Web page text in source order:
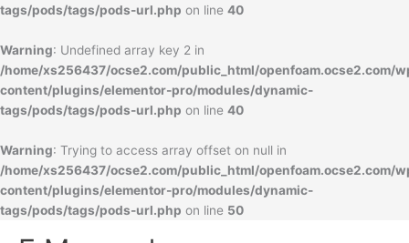
tags/pods/tags/pods-url.php on line 40
Warning: Undefined array key 2 in
/home/xs256437/ocse2.com/public_html/openfoam.ocse2.com/
content/plugins/elementor-pro/modules/dynamic-
tags/pods/tags/pods-url.php on line 40
Warning: Trying to access array offset on null in
/home/xs256437/ocse2.com/public_html/openfoam.ocse2.com/
content/plugins/elementor-pro/modules/dynamic-
tags/pods/tags/pods-url.php on line 50